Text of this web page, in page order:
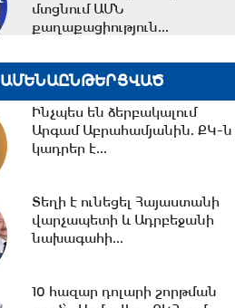
մտցնում ԱՄՆ
քաղաքացիություն...
17:05 -Պապիկյանի
մասնակցությամբ
քարոզարշավը խոչընդոտելու
դեպքի...
Սիմոնյանից կբռնագանձվի...
դրամից ավելի...
ԱՄԵՆԱԸՆԹԵՐՑՎԱԾ
Ինչպես են ձերբակալում
Արգամ Աբրահամյանին. ՔԿ-ն
կադրեր է...
Տեղի է ունեցել Հայաստանի
վարչապետի և Ադրբեջանի
նախագահի...
10 հազար դոլարի շորթման